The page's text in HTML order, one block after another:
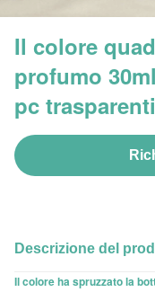
Il colore
profumo
pc
Descrizione del
Il colore ha spruzzato la